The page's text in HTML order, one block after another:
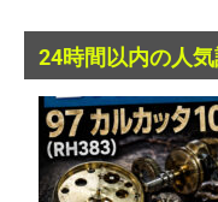
24時間以内の人気